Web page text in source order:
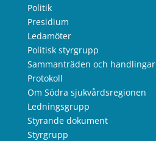
Politik
Presidium
Ledamöter
Politisk styrgrupp
Sammanträden och handlingar
Protokoll
Om Södra sjukvårdsregionen
Ledningsgrupp
Styrande dokument
Styrgrupp